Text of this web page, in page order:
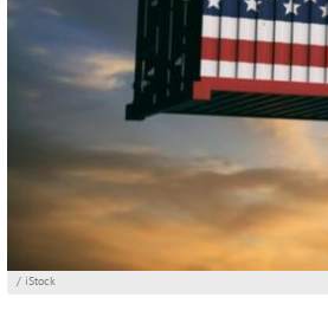
/ iStock